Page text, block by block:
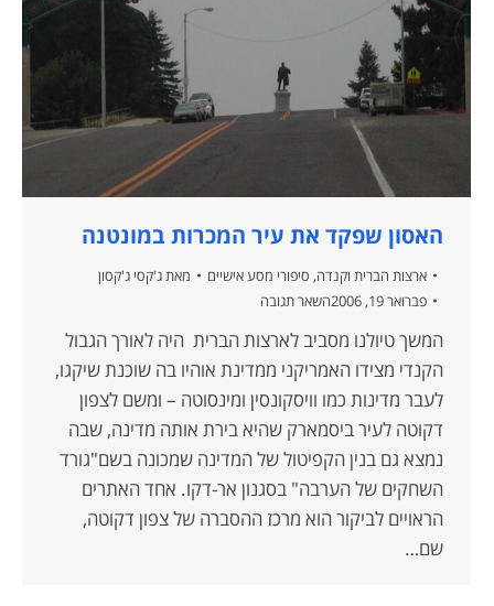
האסון שפקד את עיר המכרות במונטנה
ארצות הברית וקנדה, סיפורי מסע אישיים מאת ג'קסי ג'קסון
פברואר 19, 2006
השאר תגובה
המשך טיולנו מסביב לארצות הברית היה לאורך הגבול
הקנדי מצידו האמריקני ממדינת אוהיו בה שוכנת שיקגו,
לעבר מדינות כמו וויסקונסין ומינסוטה – ומשם לצפון
דקוטה לעיר ביסמארק שהיא בירת אותה מדינה, שבה
נמצא גם בנין הקפיטול של המדינה שמכונה בשם"גורד
השחקים של הערבה" בסגנון אר-דקו. אחד האתרים
הראויים לביקור הוא מרכז ההסברה של צפון דקוטה,
שם…